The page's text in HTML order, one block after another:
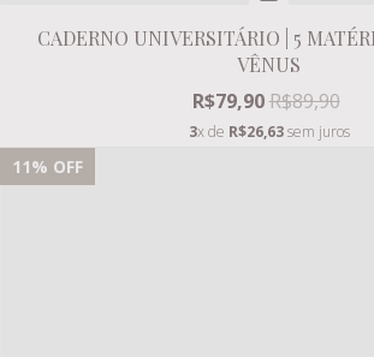
CADERNO UNIVERSITÁRIO | 5
VÊNUS
R$79,90R$89,90
3x de R$26,63sem juros
11% OFF